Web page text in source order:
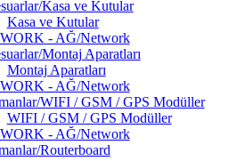
Kasa ve Kutular
Kasa ve Kutular
- AĞ/Network
Montaj Aparatları
Montaj Aparatları
- AĞ/Network
WIFI / GSM / GPS Modüller
WIFI / GSM / GPS Modüller
- AĞ/Network
Routerboard